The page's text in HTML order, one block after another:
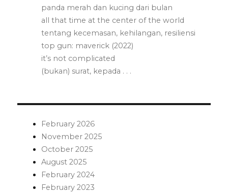
panda merah dan kucing dari bulan
all that time at the center of the world
tentang kecemasan, kehilangan, resiliensi
top gun: maverick (2022)
it’s not complicated
(bukan) surat, kepada . . .
February 2026
November 2025
October 2025
August 2025
February 2024
February 2023